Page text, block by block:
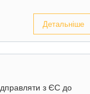
Детальніше
з ЄС до